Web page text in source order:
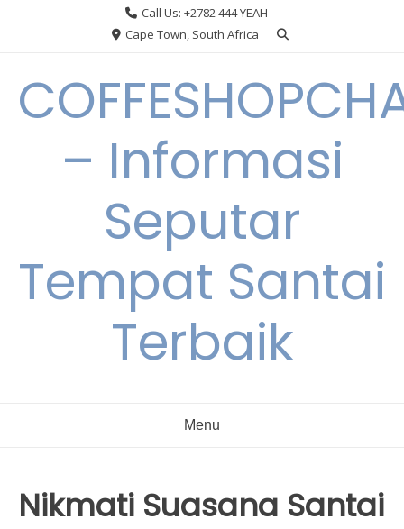
Call Us: +2782 444 YEAH
Cape Town, South Africa
– Informasi
Seputar
Tempat Santai
Terbaik
Menu
Nikmati Suasana Santai